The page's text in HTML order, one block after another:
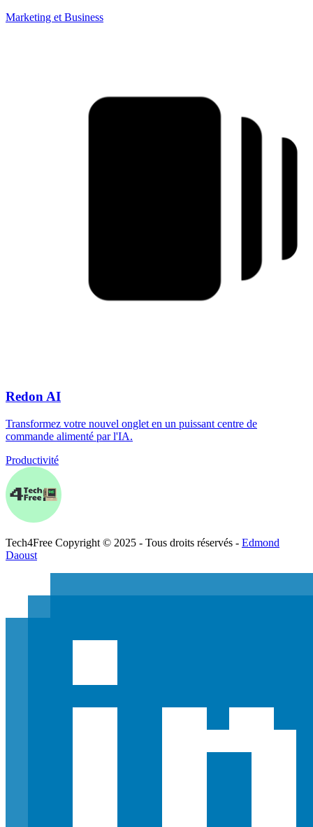
Marketing et Business
Redon AI
Transformez votre nouvel onglet en un puissant centre de
commande alimenté par l'IA.
Productivité
Tech4Free Copyright © 2025 - Tous droits réservés - Edmond
Daoust